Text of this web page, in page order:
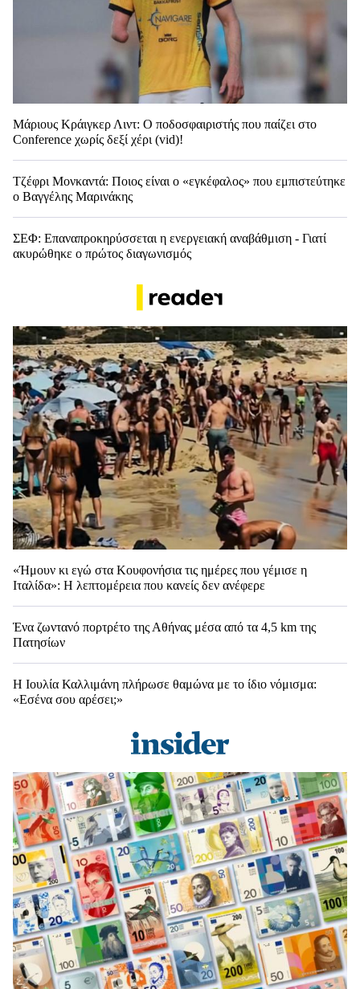
Μάριους Κράιγκερ Λιντ: Ο ποδοσφαιριστής που παίζει στο
Conference χωρίς δεξί χέρι (vid)!
Τζέφρι Μονκαντά: Ποιος είναι ο «εγκέφαλος» που εμπιστεύτηκε
ο Βαγγέλης Μαρινάκης
ΣΕΦ: Επαναπροκηρύσσεται η ενεργειακή αναβάθμιση - Γιατί
ακυρώθηκε ο πρώτος διαγωνισμός
«Ήμουν κι εγώ στα Κουφονήσια τις ημέρες που γέμισε η
Ιταλίδα»: Η λεπτομέρεια που κανείς δεν ανέφερε
Ένα ζωντανό πορτρέτο της Αθήνας μέσα από τα 4,5 km της
Πατησίων
Η Ιουλία Καλλιμάνη πλήρωσε θαμώνα με το ίδιο νόμισμα:
«Εσένα σου αρέσει;»